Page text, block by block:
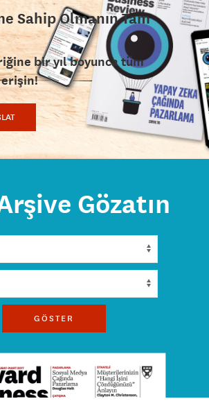
Sahip Olmanın Tam
bir yıl boyunca tüm
Gözatın
GÖSTER